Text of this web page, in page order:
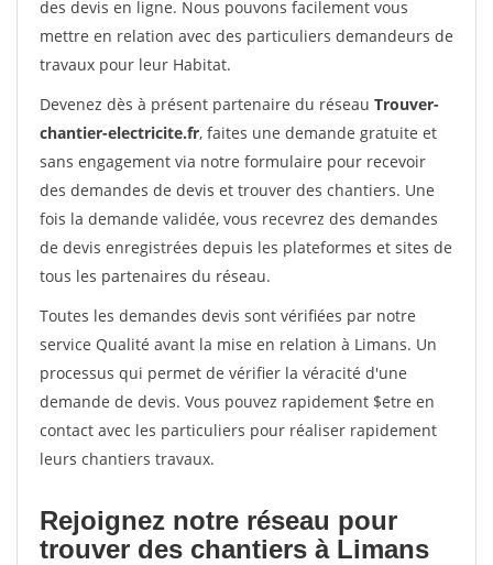
des devis en ligne. Nous pouvons facilement vous
mettre en relation avec des particuliers demandeurs de
travaux pour leur Habitat.
Devenez dès à présent partenaire du réseau Trouver-
chantier-electricite.fr, faites une demande gratuite et
sans engagement via notre formulaire pour recevoir
des demandes de devis et trouver des chantiers. Une
fois la demande validée, vous recevrez des demandes
de devis enregistrées depuis les plateformes et sites de
tous les partenaires du réseau.
Toutes les demandes devis sont vérifiées par notre
service Qualité avant la mise en relation à Limans. Un
processus qui permet de vérifier la véracité d'une
demande de devis. Vous pouvez rapidement $etre en
contact avec les particuliers pour réaliser rapidement
leurs chantiers travaux.
Rejoignez notre réseau pour
trouver des chantiers à Limans